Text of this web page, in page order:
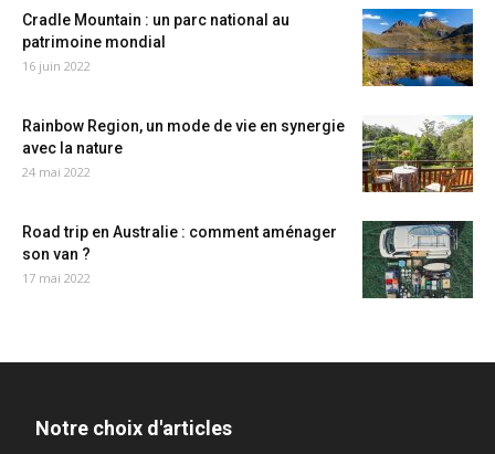
Cradle Mountain : un parc national au
patrimoine mondial
16 juin 2022
Rainbow Region, un mode de vie en synergie
avec la nature
24 mai 2022
Road trip en Australie : comment aménager
son van ?
17 mai 2022
Notre choix d'articles